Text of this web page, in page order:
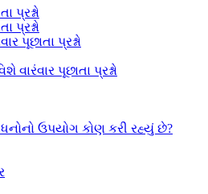
પ્રશ્નો
પ્રશ્નો
પૂછાતા પ્રશ્નો
વારંવાર પૂછાતા પ્રશ્નો
ઉપયોગ કોણ કરી રહ્યું છે?